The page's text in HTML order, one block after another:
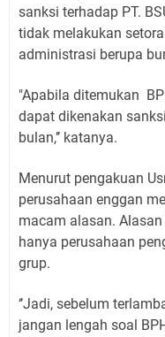
sanksi terhadap PT.
tidak melakukan
administrasi berupa
"Apabila ditemukan
dapat dikenakan
bulan,’’ katanya.
Menurut pengakuan
perusahaan enggan
macam alasan.
hanya perusahaan
grup.
‘’Jadi, sebelum
jangan lengah soal